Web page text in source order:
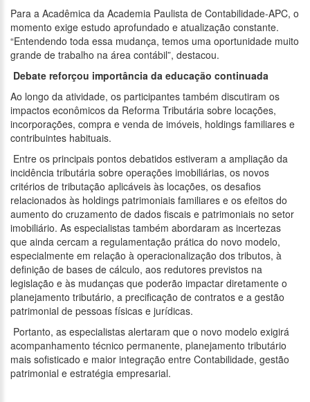
Para a Acadêmica da Academia Paulista de Contabilidade-APC, o
momento exige estudo aprofundado e atualização constante.
“Entendendo toda essa mudança, temos uma oportunidade muito
grande de trabalho na área contábil”, destacou.
Debate reforçou importância da educação continuada
Ao longo da atividade, os participantes também discutiram os
impactos econômicos da Reforma Tributária sobre locações,
incorporações, compra e venda de imóveis, holdings familiares e
contribuintes habituais.
Entre os principais pontos debatidos estiveram a ampliação da
incidência tributária sobre operações imobiliárias, os novos
critérios de tributação aplicáveis às locações, os desafios
relacionados às holdings patrimoniais familiares e os efeitos do
aumento do cruzamento de dados fiscais e patrimoniais no setor
imobiliário. As especialistas também abordaram as incertezas
que ainda cercam a regulamentação prática do novo modelo,
especialmente em relação à operacionalização dos tributos, à
definição de bases de cálculo, aos redutores previstos na
legislação e às mudanças que poderão impactar diretamente o
planejamento tributário, a precificação de contratos e a gestão
patrimonial de pessoas físicas e jurídicas.
Portanto, as especialistas alertaram que o novo modelo exigirá
acompanhamento técnico permanente, planejamento tributário
mais sofisticado e maior integração entre Contabilidade, gestão
patrimonial e estratégia empresarial.